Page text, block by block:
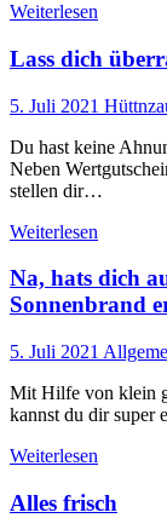
Weiterlesen
Lass dich
5. Juli 2021
Du hast keine
Neben
stellen dir…
Weiterlesen
Na, hats dich
Sonnenbrand
5. Juli 2021
Mit Hilfe von klein
kannst du dir super
Weiterlesen
Alles frisch